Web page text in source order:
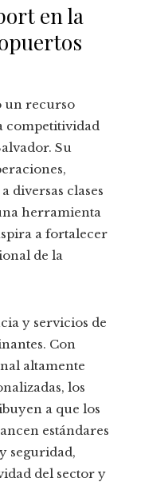
en la
un recurso
competitividad
Su
diversas clases
herramienta
a fortalecer
de la
y servicios de
Con
altamente
los
a que los
estándares
seguridad,
del sector y